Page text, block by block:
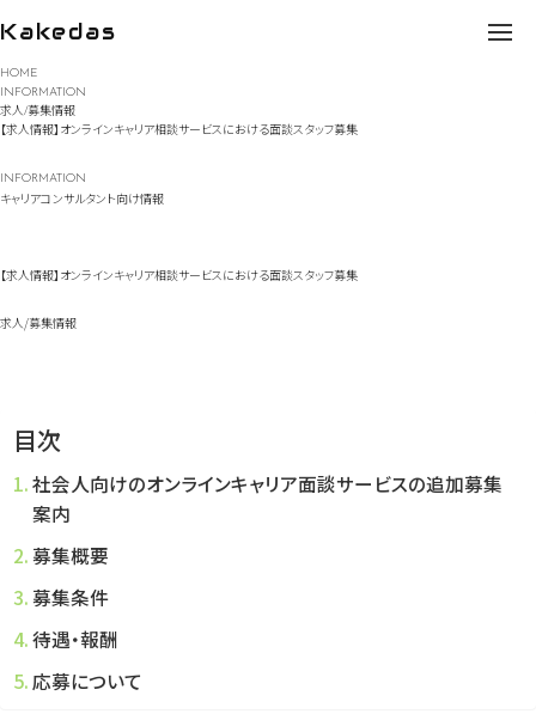
Skip
to
content
Kakedas
HOME
INFORMATION
求人/募集情報
【求人情報】オンラインキャリア相談サービスにおける面談スタッフ募集
INFORMATION
キャリアコンサルタント向け情報
【求人情報】オンラインキャリア相談サービスにおける面談スタッフ募集
求人/募集情報
目次
社会人向けのオンラインキャリア面談サービスの追加募集
案内
募集概要
募集条件
待遇・報酬
応募について